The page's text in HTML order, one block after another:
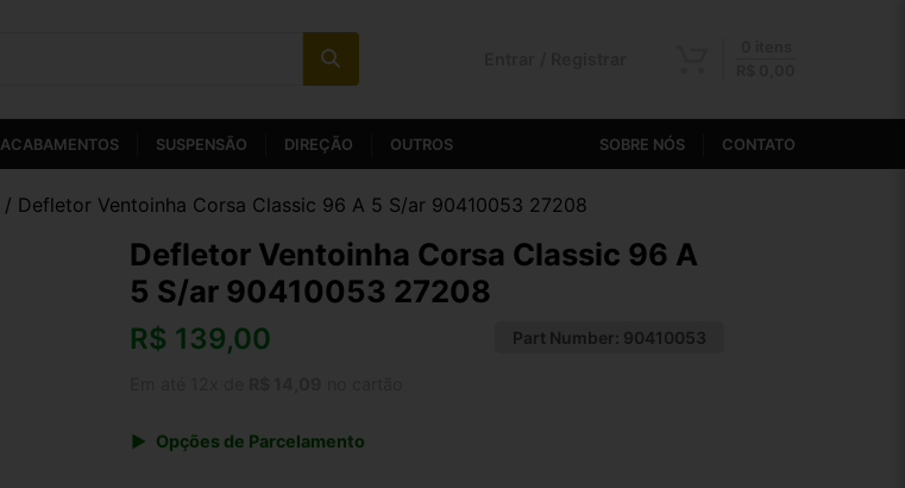
ACABAMENTOS SUSPENSÃO DIREÇÃO OUTROS SOBRE NÓS CONTATO
/ Defletor Ventoinha Corsa Classic 96 A 5 S/ar 90410053 27208
Defletor Ventoinha Corsa Classic 96 A
5 S/ar 90410053 27208
R$ 139,00 Part Number: 90410053
Opções de Parcelamento